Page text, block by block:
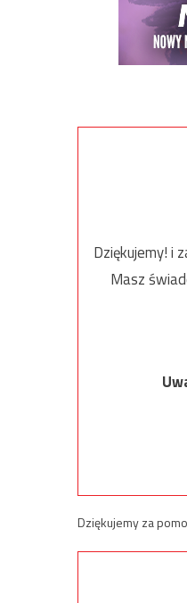
Dziękujemy! i
Masz
Dziękujemy za